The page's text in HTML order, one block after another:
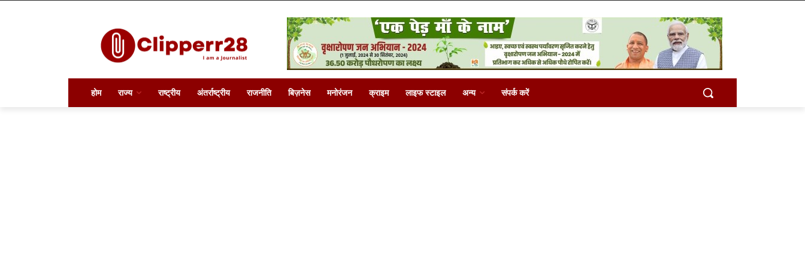
होम राज्य राष्ट्रीय अंतर्राष्ट्रीय राजनीति बिज़नेस मनोरंजन क्राइम लाइफ स्टाइल अन्य संपर्क करें